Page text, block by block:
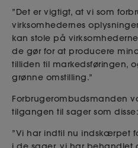
”Det er vigtigt, at vi som
virksomhedernes
kan stole på
de gør for at producere
tilliden til markedsføringen,
grønne omstilling.”
Forbrugerombudsmanden
tilgangen til sager som disse:
”Vi har indtil nu indskærpet